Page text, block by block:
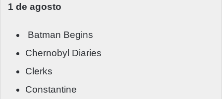
1 de agosto
Batman Begins
Chernobyl Diaries
Clerks
Constantine